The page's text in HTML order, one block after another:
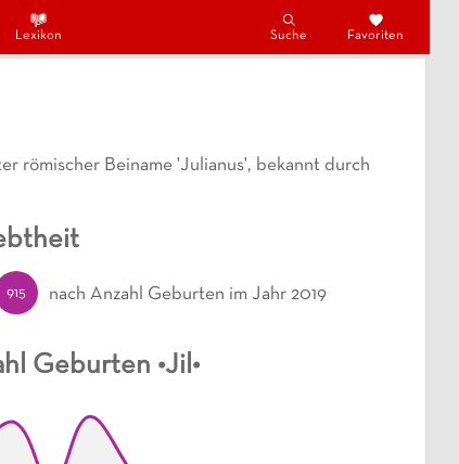
Lexikon Suche Favoriten
römischer Beiname 'Julianus', bekannt durch
915 nach Anzahl Geburten im Jahr 2019
Geburten •Jil •